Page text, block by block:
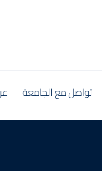
تواصل مع الجامعة